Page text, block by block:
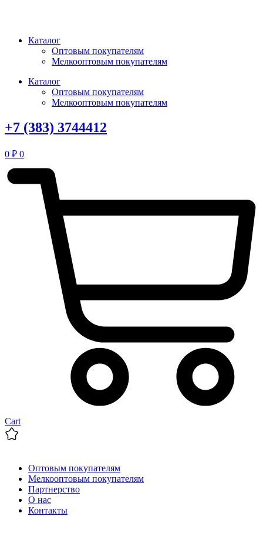
Каталог
Оптовым покупателям
Мелкооптовым покупателям
Каталог
Оптовым покупателям
Мелкооптовым покупателям
+7 (383) 3744412
0 ₽ 0
Cart
Оптовым покупателям
Мелкооптовым покупателям
Партнерство
О нас
Контакты